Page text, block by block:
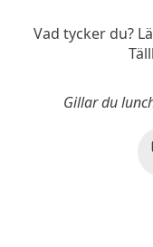
Vad tycker du?
Gillar du